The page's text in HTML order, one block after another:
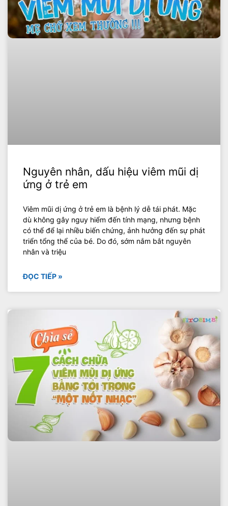
Nguyên nhân, dấu hiệu viêm mũi dị
ứng ở trẻ em
Viêm mũi dị ứng ở trẻ em là bệnh lý dễ tái phát. Mặc
dù không gây nguy hiểm đến tính mạng, nhưng bệnh
có thể để lại nhiều biến chứng, ảnh hưởng đến sự phát
triển tổng thể của bé. Do đó, sớm nắm bắt nguyên
nhân và triệu
ĐỌC TIẾP »